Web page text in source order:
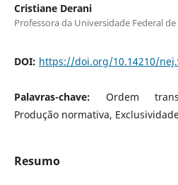
Cristiane Derani
Professora da Universidade Federal
DOI: https://doi.org/10.14210/
Palavras-chave: Ordem
Produção normativa,
Resumo